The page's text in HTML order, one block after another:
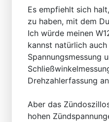
Es empfiehlt sich
zu haben, mit dem
Ich würde meinen
kannst natürlich
Spannungsmessung
Drehzahlerfassung
Aber das
hohen